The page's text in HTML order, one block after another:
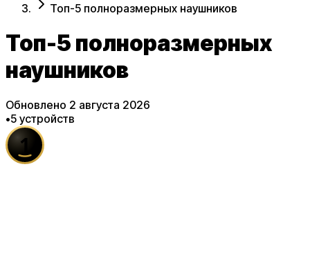
Топ-5 полноразмерных наушников
Топ-5 полноразмерных
наушников
Обновлено 2 августа 2026
•5 устройств
1